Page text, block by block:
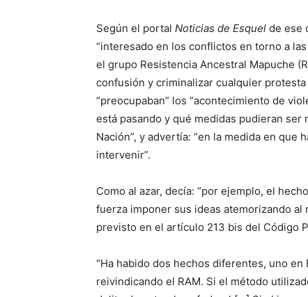
Según el portal Noticias de Esquel de ese
“interesado en los conflictos en torno a
el grupo Resistencia Ancestral Mapuche
confusión y criminalizar cualquier
“preocupaban” los “acontecimiento de
está pasando y qué medidas pudieran
Nación”, y advertía: “en la medida en
intervenir”.
Como al azar, decía: “por ejemplo, el
fuerza imponer sus ideas atemorizando
previsto en el artículo 213 bis del Código
“Ha habido dos hechos diferentes, uno
reivindicando el RAM. Si el método